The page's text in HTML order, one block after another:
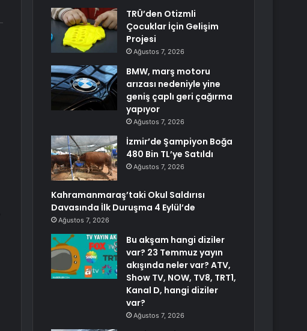
TRÜ’den Otizmli
Çocuklar İçin Gelişim
Projesi
Ağustos 7, 2026
BMW, marş motoru
arızası nedeniyle yine
geniş çaplı geri çağırma
yapıyor
Ağustos 7, 2026
İzmir’de Şampiyon Boğa
480 Bin TL’ye Satıldı
Ağustos 7, 2026
Kahramanmaraş’taki Okul Saldırısı
Davasında İlk Duruşma 4 Eylül’de
Ağustos 7, 2026
Bu akşam hangi diziler
var? 23 Temmuz yayın
akışında neler var? ATV,
Show TV, NOW, TV8, TRT1,
Kanal D, hangi diziler
var?
Ağustos 7, 2026